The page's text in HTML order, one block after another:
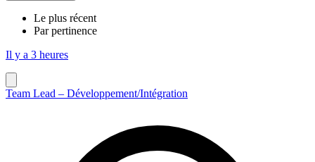
Le plus récent
Par pertinence
Il y a 3 heures
Team Lead – Développement/Intégration